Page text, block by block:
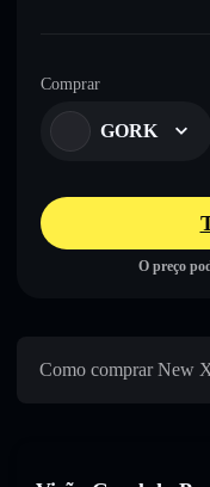
Comprar
GORK
O preço
Como comprar New